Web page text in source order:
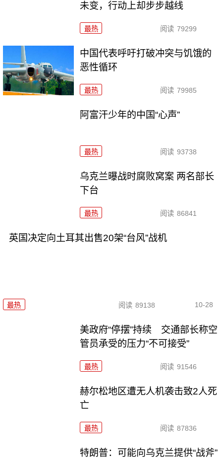
未变，行动上却步步越线
最热 阅读 79299
中国代表呼吁打破冲突与饥饿的
恶性循环
最热 阅读 79985
阿富汗少年的中国“心声”
最热 阅读 93738
乌克兰曝战时腐败窝案 两名部长
下台
最热 阅读 86841
英国决定向土耳其出售20架“台风”战机
最热 阅读 89138 10-28
美政府“停摆”持续 交通部长称空
管员承受的压力“不可接受”
最热 阅读 91546
赫尔松地区遭无人机袭击致2人死
亡
最热 阅读 87836
特朗普：可能向乌克兰提供“战斧”